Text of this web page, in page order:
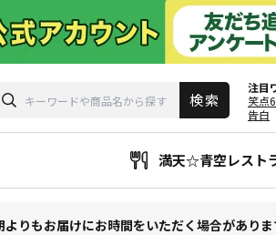
注目
笑点
告白
満天☆青空レスト
りもお届けにお時間をいただく場合がありま